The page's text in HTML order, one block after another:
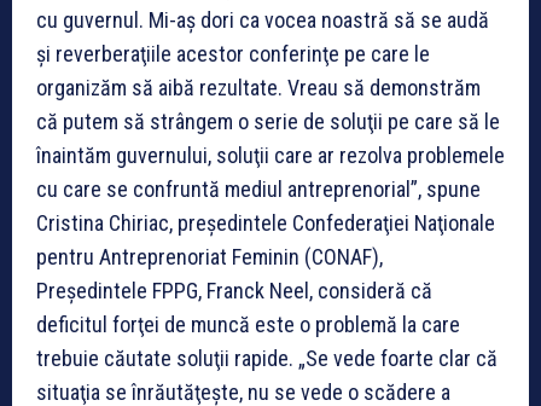
cu guvernul. Mi-aş dori ca vocea noastră să se audă
şi reverberaţiile acestor conferinţe pe care le
organizăm să aibă rezultate. Vreau să demonstrăm
că putem să strângem o serie de soluţii pe care să le
înaintăm guvernului, soluţii care ar rezolva problemele
cu care se confruntă mediul antreprenorial”, spune
Cristina Chiriac, preşedintele Confederaţiei Naţionale
pentru Antreprenoriat Feminin (CONAF),
Preşedintele FPPG, Franck Neel, consideră că
deficitul forţei de muncă este o problemă la care
trebuie căutate soluţii rapide. „Se vede foarte clar că
situaţia se înrăutăţeşte, nu se vede o scădere a